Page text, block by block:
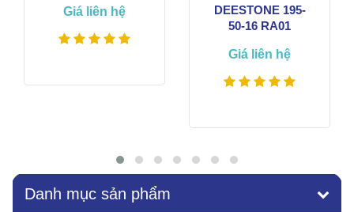
Giá liên hệ
DEESTONE 195-
50-16 RA01
Giá liên hệ
Danh mục sản phẩm